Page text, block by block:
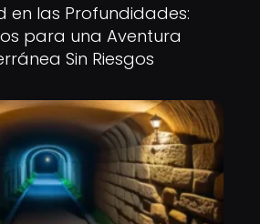
en las Profundidades:
para una Aventura
Sin Riesgos